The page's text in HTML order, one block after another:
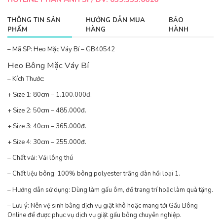
THÔNG TIN SẢN
PHẨM
HƯỚNG DẪN MUA
HÀNG
BẢO
HÀNH
– Mã SP: Heo Mặc Váy Bí – GB40542
Heo Bông Mặc Váy Bí
– Kích Thước:
+ Size 1: 80cm – 1.100.000đ.
+ Size 2: 50cm –485.000đ.
+ Size 3: 40cm – 365.000đ.
+ Size 4: 30cm – 255.000đ.
– Chất vải: Vải lông thú
– Chất liệu bông: 100% bông polyester trắng đàn hồi loại 1.
– Hướng dẫn sử dụng: Dùng làm gấu ôm, đồ trang trí hoặc làm quà tặng.
– Lưu ý: Nên vệ sinh bằng dịch vụ giặt khô hoặc mang tới Gấu Bông
Online để được phục vụ dịch vụ giặt gấu bông chuyên nghiệp.